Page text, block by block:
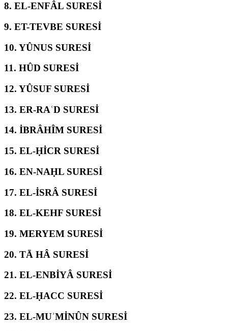
8. EL-ENFÂL SURESİ
9. ET-TEVBE SURESİ
10. YÛNUS SURESİ
11. HÛD SURESİ
12. YÛSUF SURESİ
13. ER-RAʿD SURESİ
14. İBRÂHÎM SURESİ
15. EL-ḤİCR SURESİ
16. EN-NAḤL SURESİ
17. EL-İSRÂ SURESİ
18. EL-KEHF SURESİ
19. MERYEM SURESİ
20. TĀ HÂ SURESİ
21. EL-ENBİYÂ SURESİ
22. EL-ḤACC SURESİ
23. EL-MUʾMİNÛN SURESİ